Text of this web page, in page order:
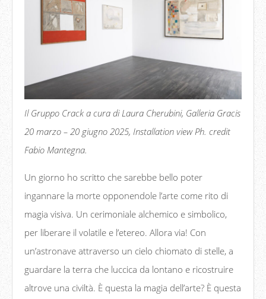
Il Gruppo Crack a cura di Laura Cherubini, Galleria Gracis
20 marzo – 20 giugno 2025, Installation view Ph. credit
Fabio Mantegna.
Un giorno ho scritto che sarebbe bello poter
ingannare la morte opponendole l’arte come rito di
magia visiva. Un cerimoniale alchemico e simbolico,
per liberare il volatile e l’etereo. Allora via! Con
un’astronave attraverso un cielo chiomato di stelle, a
guardare la terra che luccica da lontano e ricostruire
altrove una civiltà. È questa la magia dell’arte? È questa